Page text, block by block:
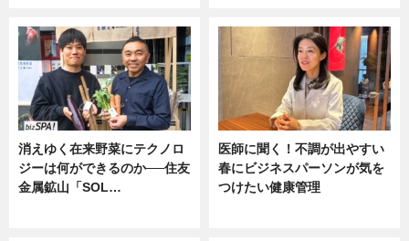
消えゆく在来野菜にテクノロ
ジーは何ができるのか──住友
金属鉱山「SOL…
医師に聞く！不調が出やすい
春にビジネスパーソンが気を
つけたい健康管理